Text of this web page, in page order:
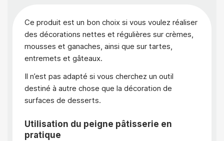
Ce produit est un bon choix si vous voulez réaliser
des décorations nettes et régulières sur crèmes,
mousses et ganaches, ainsi que sur tartes,
entremets et gâteaux.
Il n’est pas adapté si vous cherchez un outil
destiné à autre chose que la décoration de
surfaces de desserts.
Utilisation du peigne pâtisserie en
pratique